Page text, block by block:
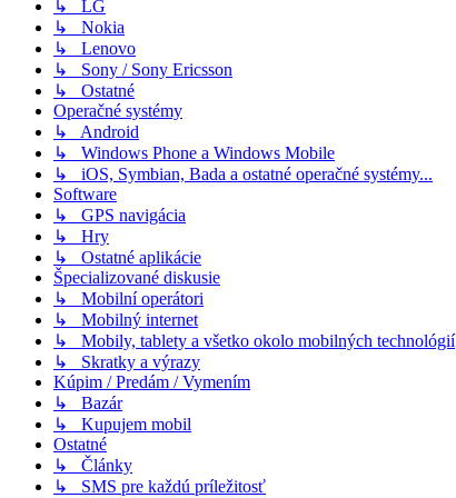
↳ LG
↳ Nokia
↳ Lenovo
↳ Sony / Sony Ericsson
↳ Ostatné
Operačné systémy
↳ Android
↳ Windows Phone a Windows Mobile
↳ iOS, Symbian, Bada a ostatné operačné systémy...
Software
↳ GPS navigácia
↳ Hry
↳ Ostatné aplikácie
Špecializované diskusie
↳ Mobilní operátori
↳ Mobilný internet
↳ Mobily, tablety a všetko okolo mobilných technológií
↳ Skratky a výrazy
Kúpim / Predám / Vymením
↳ Bazár
↳ Kupujem mobil
Ostatné
↳ Články
↳ SMS pre každú príležitosť